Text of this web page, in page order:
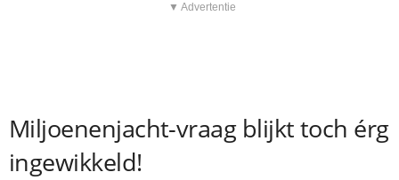
▼ Advertentie
Miljoenenjacht-vraag blijkt toch érg
ingewikkeld!